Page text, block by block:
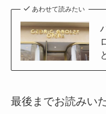
あわせて読みたい
最後までお読みい